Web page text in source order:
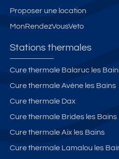
Proposer une location
MonRendezVousVeto
Stations thermales
Cure thermale Balaruc les
Cure thermale Avène les Bains
Cure thermale Dax
Cure thermale Brides les Bains
Cure thermale Aix les Bains
Cure thermale Lamalou les